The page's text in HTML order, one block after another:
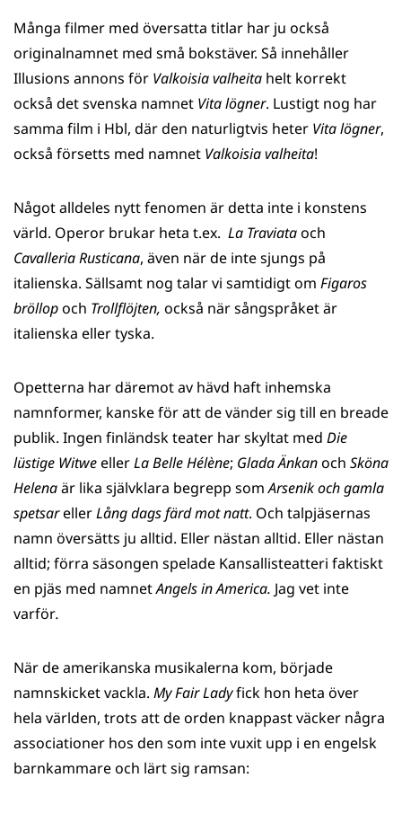
Många filmer med översatta titlar har ju också
originalnamnet med små bokstäver. Så innehåller
Illusions annons för Valkoisia valheita helt korrekt
också det svenska namnet Vita lögner. Lustigt nog har
samma film i Hbl, där den naturligtvis heter Vita lögner,
också försetts med namnet Valkoisia valheita!
Något alldeles nytt fenomen är detta inte i konstens
värld. Operor brukar heta t.ex. La Traviataoch
Cavalleria Rusticana, även när de inte sjungs på
italienska. Sällsamt nog talar vi samtidigt om Figaros
bröllopoch Trollflöjten, också när sångspråket är
italienska eller tyska.
Opetterna har däremot av hävd haft inhemska
namnformer, kanske för att de vänder sig till en breade
publik. Ingen finländsk teater har skyltat med Die
lüstige WitweellerLa Belle Hélène; Glada Änkanoch Sköna
Helenaär lika självklara begrepp somArsenik och gamla
spetsarellerLång dags färd mot natt. Och talpjäsernas
namn översätts ju alltid. Eller nästan alltid. Eller nästan
alltid; förra säsong­en spelade Kansallisteatteri faktiskt
en pjäs med namnetAngels in America. Jag vet inte
varför.
När de amerikanska musikalerna kom, började
namnskicket vackla. My Fair Ladyfick hon heta över
hela världen, trots att de orden knappast väcker några
associationer hos den som inte vuxit upp i en engelsk
barnkammare och lärt sig ramsan: